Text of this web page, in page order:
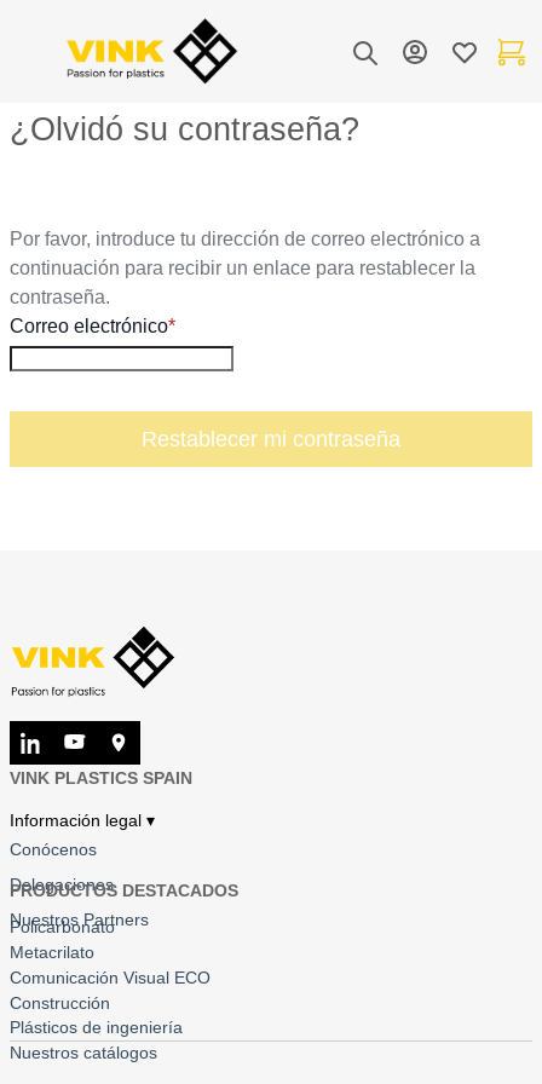
Lista de
Mi cuenta Mi
¿Olvidó su contraseña?
Por favor, introduce tu dirección de correo electrónico a
continuación para recibir un enlace para restablecer la
contraseña.
Correo electrónico
Restablecer mi contraseña
VINK PLASTICS SPAIN
Información legal ▾
Conócenos
Delegaciones
Nuestros Partners
PRODUCTOS DESTACADOS
Policarbonato
Metacrilato
Comunicación Visual ECO
Construcción
Plásticos de ingeniería
Nuestros catálogos